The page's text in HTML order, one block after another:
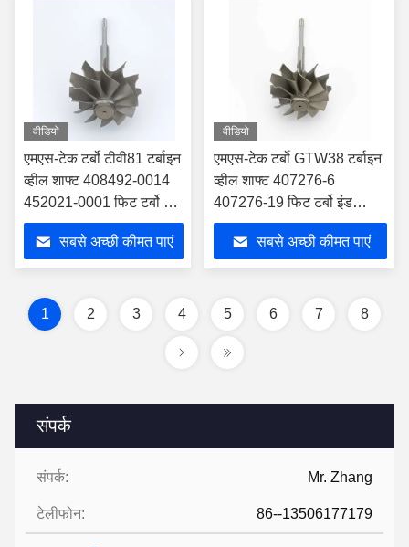
संपर्क
संपर्क: Mr. Zhang
टेलीफोन: 86--13506177179
वीडियो
एमएस-टेक टर्बो टीवी81 टर्बाइन
व्हील शाफ्ट 408492-0014
452021-0001 फिट टर्बो इंड
111.65 मिमी एक्सड 97.11
मिमी ब्लेड 11
सबसे अच्छी कीमत पाएं
वीडियो
एमएस-टेक टर्बो GTW38 टर्बाइन
व्हील शाफ्ट 407276-6
407276-19 फिट टर्बो इंड
74.17 मिमी एक्सड 64.56 मिमी
ब्लेड 11 सबसे अच्छी कीमत पाएं
1 2 3 4 5 6 7 8